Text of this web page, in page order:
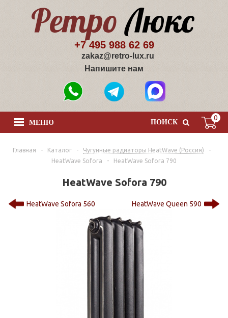
+7 495 988 62 69
zakaz@retro-lux.ru
Напишите нам
0
ПОИСК
МЕНЮ
Главная - Каталог - Чугунные радиаторы HeatWave (Россия)
-
HeatWave Sofora
- HeatWave Sofora 790
HeatWave Sofora 790
HeatWave Sofora 560 HeatWave Queen 590